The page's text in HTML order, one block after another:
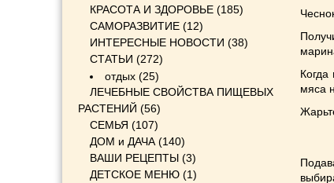
мяса
КРАСОТА И ЗДОРОВЬЕ (185)
САМОРАЗВИТИЕ (12)
ИНТЕРЕСНЫЕ НОВОСТИ (38)
СТАТЬИ (272)
отдых (25)
ЛЕЧЕБНЫЕ СВОЙСТВА ПИЩЕВЫХ
РАСТЕНИЙ (56)
СЕМЬЯ (107)
ДОМ и ДАЧА (140)
ВАШИ РЕЦЕПТЫ (3)
ДЕТСКОЕ МЕНЮ (1)